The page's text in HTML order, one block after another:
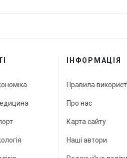
ІНФОРМАЦІЯ
Правила
Про нас
Карта сайту
Наші автори